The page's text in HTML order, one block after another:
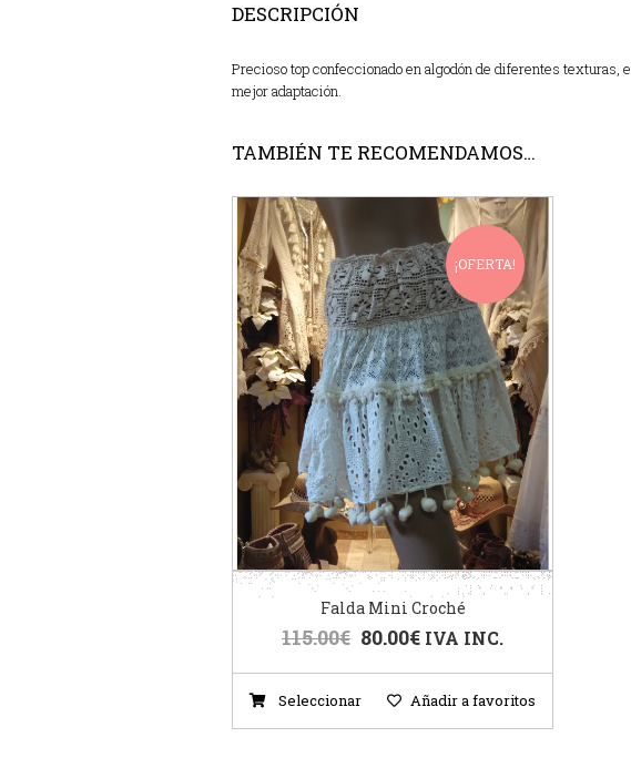
DESCRIPCIÓN
Precioso top confeccionado en algodón de diferentes texturas,
mejor adaptación.
TAMBIÉN TE RECOMENDAMOS…
¡OFERTA!
Falda Mini Croché
115.00€ 80.00€ IVA INC.
Seleccionar Añadir a favoritos